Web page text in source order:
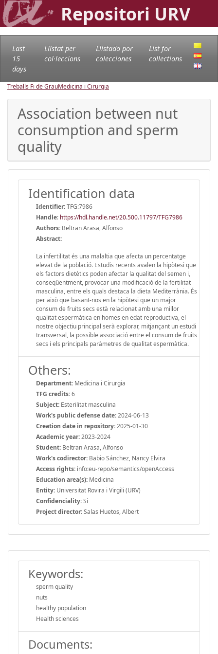
Repositori URV
Last
15
days
Llistat per
col·leccions
Llistado por
colecciones
List for
collections
Treballs Fi de GrauMedicina i Cirurgia
Association between nut
consumption and sperm
quality
Identification data
Identifier:TFG:7986
Handle: https://hdl.handle.net/20.500.11797/TFG7986
Authors: Beltran Arasa, Alfonso
Abstract:
La infertilitat és una malaltia que afecta un percentatge
elevat de la població. Estudis recents avalen la hipòtesi que
els factors dietètics poden afectar la qualitat del semen i,
conseqüentment, provocar una modificació de la fertilitat
masculina, entre els quals destaca la dieta Mediterrània. És
per això que basant-nos en la hipòtesi que un major
consum de fruits secs està relacionat amb una millor
qualitat espermàtica en homes en edat reproductiva, el
nostre objectiu principal serà explorar, mitjançant un estudi
transversal, la possible associació entre el consum de fruits
secs i els principals paràmetres de qualitat espermàtica.
Others:
Department: Medicina i Cirurgia
TFG credits:6
Subject: Esterilitat masculina
Work's public defense date:2024-06-13
Creation date in repository:2025-01-30
Academic year:2023-2024
Student: Beltran Arasa, Alfonso
Work's codirector: Babio Sánchez, Nancy Elvira
Access rights: info:eu-repo/semantics/openAccess
Education area(s): Medicina
Entity: Universitat Rovira i Virgili (URV)
Confidenciality:Si
Project director:Salas Huetos, Albert
Keywords:
sperm quality
nuts
healthy population
Health sciences
Documents: